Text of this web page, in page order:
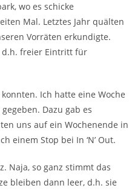
wo es schicke
Mal. Letztes Jahr quälten
Vorräten erkundigte.
freier Eintritt für
Ich hatte eine Woche
Dazu gab es
uns auf ein Wochenende in
einem Stop bei In ‘N’ Out.
Naja, so ganz stimmt das
bleiben dann leer, d.h. sie